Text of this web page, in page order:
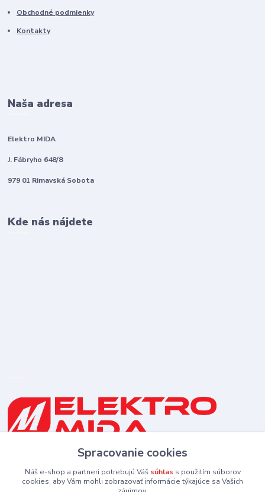
Obchodné podmienky
Kontakty
Naša adresa
Elektro MIDA
J. Fábryho 648/8
979 01 Rimavská Sobota
Kde nás nájdete
(Po-Pia 8-16:30 hod., So 8:30-11:30)
Spracovanie cookies
Náš e-shop a partneri potrebujú Váš súhlas s použitím súborov
cookies, aby Vám mohli zobrazovať informácie týkajúce sa Vašich